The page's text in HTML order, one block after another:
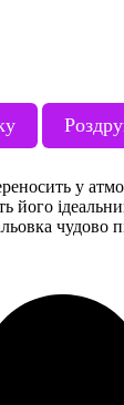
у
чудово